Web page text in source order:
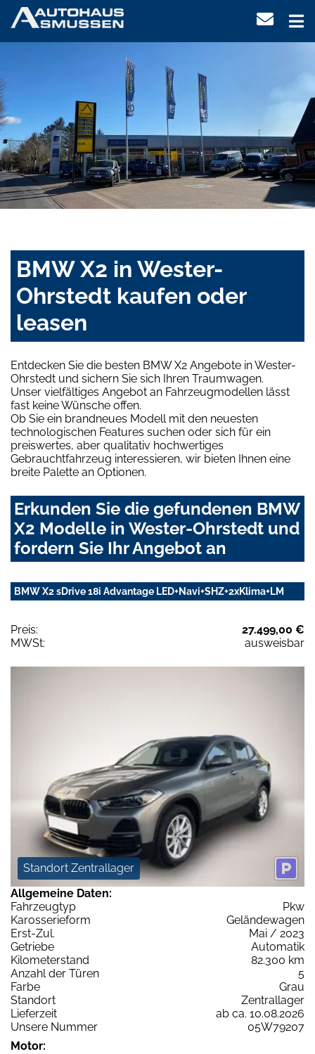
BMW X2 in Wester-
Ohrstedt kaufen oder
leasen
Entdecken Sie die besten BMW X2 Angebote in Wester-
Ohrstedt und sichern Sie sich Ihren Traumwagen.
Unser vielfältiges Angebot an Fahrzeugmodellen lässt
fast keine Wünsche offen.
Ob Sie ein brandneues Modell mit den neuesten
technologischen Features suchen oder sich für ein
preiswertes, aber qualitativ hochwertiges
Gebrauchtfahrzeug interessieren, wir bieten Ihnen eine
breite Palette an Optionen.
Erkunden Sie die gefundenen BMW
X2 Modelle in Wester-Ohrstedt und
fordern Sie Ihr Angebot an
BMW X2 sDrive 18i Advantage LED+Navi+SHZ+2xKlima+LM
Preis:
27.499,00 €
MWSt:
ausweisbar
Standort Zentrallager
Allgemeine Daten:
Fahrzeugtyp
Pkw
Karosserieform
Geländewagen
Erst-Zul.
Mai / 2023
Getriebe
Automatik
Kilometerstand
82.300 km
Anzahl der Türen
5
Farbe
Grau
Standort
Zentrallager
Lieferzeit
ab ca. 10.08.2026
Unsere Nummer
05W79207
Motor: